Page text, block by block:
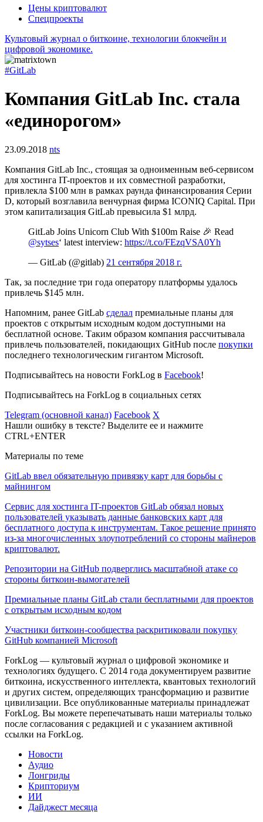
Цены криптовалют
Спецпроекты
Культовый журнал о биткоине, технологии блокчейн и
цифровой экономике.
#GitLab
Компания GitLab Inc. стала
«единорогом»
23.09.2018 nts
Компания GitLab Inc., стоящая за одноименным веб-сервисом
для хостинга IT-проектов и их совместной разработки,
привлекла $100 млн в рамках раунда финансирования Серии
D, который возглавила венчурная фирма ICONIQ Capital. При
этом капитализация GitLab превысила $1 млрд.
GitLab Joins Unicorn Club With $100m Raise 🎉 Read
@sytses‘ latest interview: https://t.co/FEzqVSA0Yh
— GitLab (@gitlab) 21 сентября 2018 г.
Так, за последние три года оператору платформы удалось
привлечь $145 млн.
Напомним, ранее GitLab сделал премиальные планы для
проектов с открытым исходным кодом доступными на
бесплатной основе. Таким образом компания рассчитывала
привлечь пользователей, покидающих GitHub после покупки
последнего технологическим гигантом Microsoft.
Подписывайтесь на новости ForkLog в Facebook!
Подписывайтесь на ForkLog в социальных сетях
Telegram (основной канал) Facebook X
Нашли ошибку в тексте? Выделите ее и нажмите
CTRL+ENTER
Материалы по теме
GitLab ввел обязательную привязку карт для борьбы с
майнингом
Сервис для хостинга IT-проектов GitLab обязал новых
пользователей указывать данные банковских карт для
бесплатного доступа к инструментам. Такое решение принято
из-за многочисленных злоупотреблений со стороны майнеров
криптовалют.
Репозитории на GitHub подверглись масштабной атаке со
стороны биткоин-вымогателей
Премиальные планы GitLab стали бесплатными для проектов
с открытым исходным кодом
Участники биткоин-сообщества раскритиковали покупку
GitHub компанией Microsoft
ForkLog — культовый журнал о цифровой экономике и
технологиях будущего. С 2014 года документируем развитие
биткоина, искусственного интеллекта, квантовых технологий
и других систем, определяющих трансформацию и развитие
цивилизации. Все опубликованные материалы принадлежат
ForkLog. Вы можете перепечатывать наши материалы только
после согласования с редакцией и с указанием активной
ссылки на ForkLog.
Новости
Аудио
Лонгриды
Крипториум
ИИ
Дайджест месяца